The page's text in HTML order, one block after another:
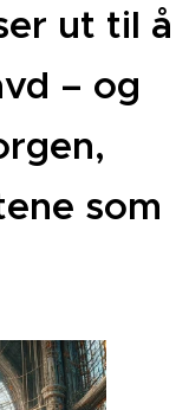
ut til å
– og
som